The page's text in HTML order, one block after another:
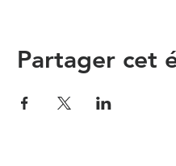
Partager cet